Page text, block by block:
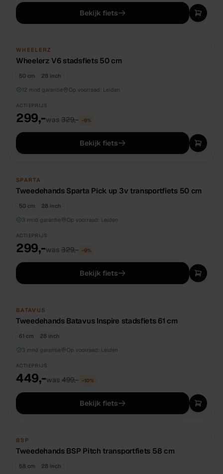
Bekijk fiets
NIEUW
WHEELERZ
Wheelerz V6 stadsfiets 50 cm
50 cm
28 inch
12 mnd garantie
Op voorraad: Leiden
ACTIEPRIJS
299,-was 329,- −9%
Bekijk fiets
TWEEDEHANDS
SPARTA
Tweedehands Sparta Pick up 3v transportfiets 50 cm
50 cm
28 inch
3 mnd garantie
Op voorraad: Leiden
ACTIEPRIJS
299,-was 329,- −9%
Bekijk fiets
TWEEDEHANDS
BATAVUS
Tweedehands Batavus Inspire stadsfiets 61 cm
61 cm
28 inch
3 mnd garantie
Op voorraad: Leiden
ACTIEPRIJS
449,-was 499,- −10%
Bekijk fiets
TWEEDEHANDS
BSP
Tweedehands BSP Pitch transportfiets 58 cm
58 cm
28 inch